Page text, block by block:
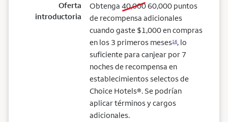
Oferta
introductoria
Obtenga40,000old bonus
60,000new bonus
puntos
de recompensa adicionales
cuando gaste $1,000 en compras
en los 3 primeros meses16, lo
suficiente para canjear por 7
noches de recompensa en
establecimientos selectos de
Choice Hotels®. Se podrían
aplicar términos y cargos
adicionales.